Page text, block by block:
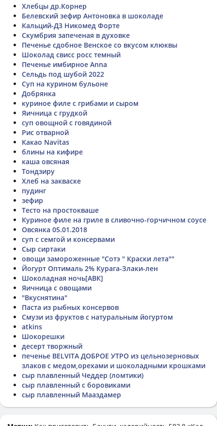
Хлебцы др.Корнер
Белевский зефир Антоновка в шоколаде
Кальций-Д3 Никомед Форте
Скумбрия запеченая в духовке
Печенье сдобное Венское со вкусом клюквы
Шоколад свисс росс темный
Печенье имбирное Anna
Сельдь под шубой 2022
Суп на курином бульоне
Добрянка
куриное филе с грибами и сыром
Яичница с грудкой
суп овощной с говядиной
Рис отварной
Какао Navitas
блины на кифире
каша овсяная
Тондзиру
Хлеб на закваске
пудинг
зефир
Тесто на простокваше
Куриное филе на гриле в сливочно-горчичном соусе
Овсянка 05.01.2018
суп с семгой и консервами
Сыр сиртаки
овощи замороженные "Сотэ " Краски лета""
Йогурт Оптималь 2% Курага-Злаки-лен
Шоколадная ночь[АВК]
Яичница с овощами
"Вкуснятина"
Паста из рыбных консервов
Смузи из фруктов с натуральным йогуртом
atkins
Шокорешки
десерт творжный
печенье BELVITA ДОБРОЕ УТРО из цельнозерновых
злаков с медом,орехами и шоколадными крошками
сыр плавленный Чеддер (ломтики)
сыр плавленный с боровиками
сыр плавленный Мааздамер